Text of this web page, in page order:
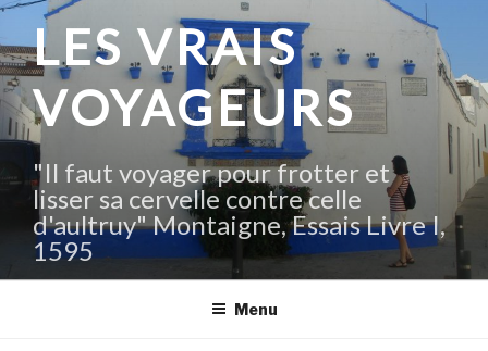
Aller
contenu
principal
LES VRAIS
VOYAGEURS
"Il faut voyager pour frotter et
lisser sa cervelle contre celle
d'aultruy" Montaigne, Essais Livre I,
1595
Menu